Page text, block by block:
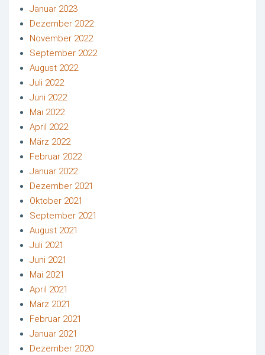
Januar 2023
Dezember 2022
November 2022
September 2022
August 2022
Juli 2022
Juni 2022
Mai 2022
April 2022
März 2022
Februar 2022
Januar 2022
Dezember 2021
Oktober 2021
September 2021
August 2021
Juli 2021
Juni 2021
Mai 2021
April 2021
März 2021
Februar 2021
Januar 2021
Dezember 2020